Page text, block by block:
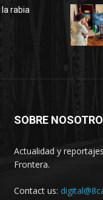
rabia
SOBRE
Actualidad y
Frontera.
Contact us: